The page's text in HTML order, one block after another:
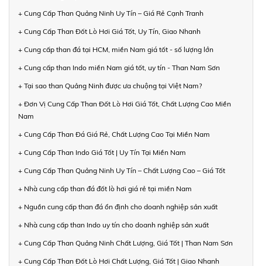
+ Cung Cấp Than Quảng Ninh Uy Tín – Giá Rẻ Cạnh Tranh
+ Cung Cấp Than Đốt Lò Hơi Giá Tốt, Uy Tín, Giao Nhanh
+ Cung cấp than đá tại HCM, miền Nam giá tốt - số lượng lớn
+ Cung cấp than Indo miền Nam giá tốt, uy tín - Than Nam Sơn
+ Tại sao than Quảng Ninh được ưa chuộng tại Việt Nam?
+ Đơn Vị Cung Cấp Than Đốt Lò Hơi Giá Tốt, Chất Lượng Cao Miền
Nam
+ Cung Cấp Than Đá Giá Rẻ, Chất Lượng Cao Tại Miền Nam
+ Cung Cấp Than Indo Giá Tốt | Uy Tín Tại Miền Nam
+ Cung Cấp Than Quảng Ninh Uy Tín – Chất Lượng Cao – Giá Tốt
+ Nhà cung cấp than đá đốt lò hơi giá rẻ tại miền Nam
+ Nguồn cung cấp than đá ổn định cho doanh nghiệp sản xuất
+ Nhà cung cấp than Indo uy tín cho doanh nghiệp sản xuất
+ Cung Cấp Than Quảng Ninh Chất Lượng, Giá Tốt | Than Nam Sơn
+ Cung Cấp Than Đốt Lò Hơi Chất Lượng, Giá Tốt | Giao Nhanh